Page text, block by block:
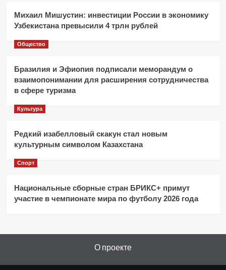
Михаил Мишустин: инвестиции России в экономику
Узбекистана превысили 4 трлн рублей
Общество
Бразилия и Эфиопия подписали меморандум о
взаимопонимании для расширения сотрудничества
в сфере туризма
Культура
Редкий изабелловый скакун стал новым
культурным символом Казахстана
Спорт
Национальные сборные стран БРИКС+ примут
участие в чемпионате мира по футболу 2026 года
О проекте